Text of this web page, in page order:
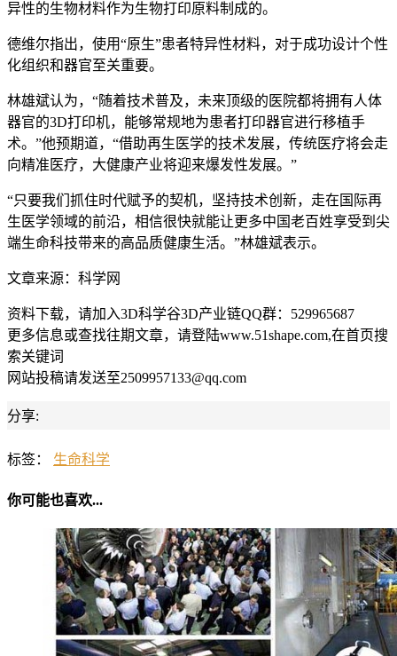
异性的生物材料作为生物打印原料制成的。
德维尔指出，使用“原生”患者特异性材料，对于成功设计个性
化组织和器官至关重要。
林雄斌认为，“随着技术普及，未来顶级的医院都将拥有人体
器官的3D打印机，能够常规地为患者打印器官进行移植手
术。”他预期道，“借助再生医学的技术发展，传统医疗将会走
向精准医疗，大健康产业将迎来爆发性发展。”
“只要我们抓住时代赋予的契机，坚持技术创新，走在国际再
生医学领域的前沿，相信很快就能让更多中国老百姓享受到尖
端生命科技带来的高品质健康生活。”林雄斌表示。
文章来源：科学网
资料下载，请加入3D科学谷3D产业链QQ群：529965687
更多信息或查找往期文章，请登陆www.51shape.com,在首页搜
索关键词
网站投稿请发送至2509957133@qq.com
分享:
标签： 生命科学
你可能也喜欢...